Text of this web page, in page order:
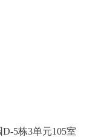
5栋3单元105室